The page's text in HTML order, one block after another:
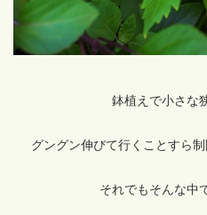
鉢植えで小さな
グングン伸びて行くことすら
それでもそんな中